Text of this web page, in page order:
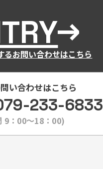
るお問い合わせはこちら
い合わせはこちら
233-6833
9：00〜18：00)